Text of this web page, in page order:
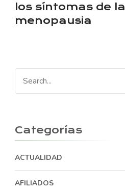
los síntomas de la
menopausia
Search
for:
Categorías
ACTUALIDAD
AFILIADOS